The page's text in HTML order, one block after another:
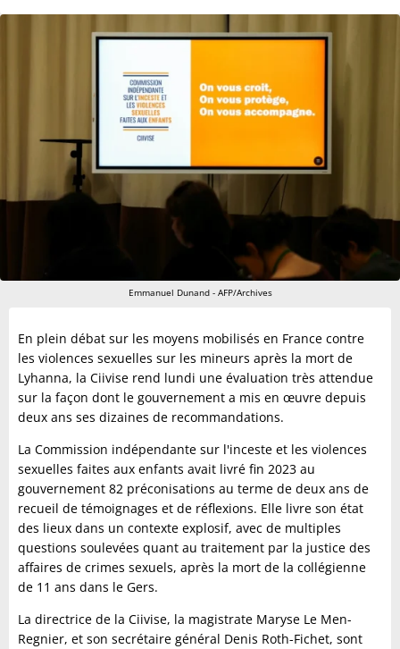
Emmanuel Dunand - AFP/Archives
En plein débat sur les moyens mobilisés en France contre
les violences sexuelles sur les mineurs après la mort de
Lyhanna, la Ciivise rend lundi une évaluation très attendue
sur la façon dont le gouvernement a mis en œuvre depuis
deux ans ses dizaines de recommandations.
La Commission indépendante sur l'inceste et les violences
sexuelles faites aux enfants avait livré fin 2023 au
gouvernement 82 préconisations au terme de deux ans de
recueil de témoignages et de réflexions. Elle livre son état
des lieux dans un contexte explosif, avec de multiples
questions soulevées quant au traitement par la justice des
affaires de crimes sexuels, après la mort de la collégienne
de 11 ans dans le Gers.
La directrice de la Ciivise, la magistrate Maryse Le Men-
Regnier, et son secrétaire général Denis Roth-Fichet, sont